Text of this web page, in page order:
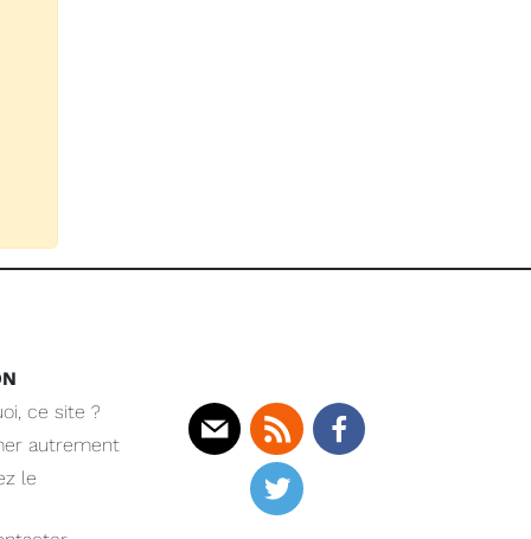
ce site ?
autrement
le
Rss